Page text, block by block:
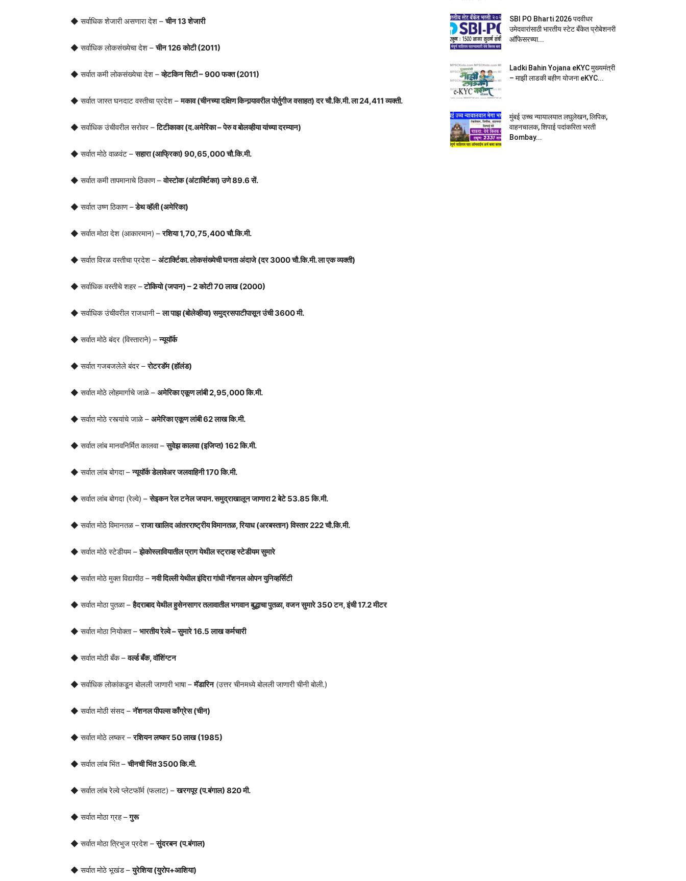
◆ सर्वाधिक शेजारी असणारा देश –चीन 13 शेजारी
◆ सर्वाधिक लोकसंख्येचा देश –चीन 126 कोटी (2011)
◆ सर्वात कमी लोकसंख्येचा देश –व्हेटकिन सिटी – 900 फक्त (2011)
◆ सर्वात जास्त घनदाट वस्तीचा प्रदेश –मकाव (चीनच्या दक्षिण किनार्‍यावरील पोर्तुगीज वसाहत) दर चौ.कि.मी. ला 24,411 व्यक्ती.
◆ सर्वाधिक उंचीवरील सरोवर –टिटीकाका (द.अमेरिका – पेरु व बोलव्हीया यांच्या दरम्यान)
◆ सर्वात मोठे वाळवंट –सहारा (आफ्रिका) 90,65,000 चौ.कि.मी.
◆ सर्वात कमी तापमानाचे ठिकाण –वोस्टोक (अंटार्क्टिका) उणे 89.6 सें.
◆ सर्वात उष्ण ठिकाण –डेथ व्हॅली (अमेरिका)
◆ सर्वात मोठा देश (आकारमान) –रशिया 1,70,75,400 चौ.कि.मी.
◆ सर्वात विरळ वस्तीचा प्रदेश – अंटार्क्टिका. लोकसंख्येची घनता अंदाजे (दर 3000 चौ.कि.मी. ला एक व्यक्ती)
◆ सर्वाधिक वस्तीचे शहर –टोकियो (जपान) – 2 कोटी 70 लाख (2000)
◆ सर्वाधिक उंचीवरील राजधानी –ला पाझ (बोलेव्हीया) समुद्रसपाटीपासून उंची 3600 मी.
◆ सर्वात मोठे बंदर (विस्ताराने) –न्यूयॉर्क
◆ सर्वात गजबजलेले बंदर –रोटरडॅम (हॉलंड)
◆ सर्वात मोठे लोहमार्गाचे जाळे – अमेरिका एकूण लांबी 2,95,000 कि.मी.
◆ सर्वात मोठे रस्त्यांचे जाळे – अमेरिका एकूण लांबी 62 लाख कि.मी.
◆ सर्वात लांब मानवनिर्मित कालवा –सुवेझ कालवा (इजिप्त) 162 कि.मी.
◆ सर्वात लांब बोगदा –न्यूयॉर्क डेलावेअर जलवाहिनी 170 कि.मी.
◆ सर्वात लांब बोगदा (रेल्वे) –सेइकन रेल टनेल जपान. समुद्राखालून जाणारा 2 बेटे 53.85 कि.मी.
◆ सर्वात मोठे विमानतळ –राजा खालिद आंतरराष्ट्रीय विमानतळ, रियाध (अरबस्तान) विस्तार 222 चौ.कि.मी.
◆ सर्वात मोठे स्टेडीयम –झेकोस्लावियातील प्राग येथील स्ट्राव्ह स्टेडीयम सुमारे
◆ सर्वात मोठे मुक्त विद्यापीठ –नवी दिल्ली येथील इंदिरा गांधी नॅशनल ओपन युनिव्हर्सिटी
◆ सर्वात मोठा पुतळा –हैदराबाद येथील हुसेनसागर तलावातील भगवान बुद्धाचा पुतळा, वजन सुमारे 350 टन, इंची 17.2 मीटर
◆ सर्वात मोठा नियोक्ता – भारतीय रेल्वे – सुमारे 16.5 लाख कर्मचारी
◆ सर्वात मोठी बँक –वर्ल्ड बँक, वॉशिंग्टन
◆ सर्वाधिक लोकांकडून बोलली जाणारी भाषा –मॅडारिन(उत्तर चीनमध्ये बोलली जाणारी चीनी बोली.)
◆ सर्वात मोठी संसद –नॅशनल पीपल्स काँग्रेस (चीन)
◆ सर्वात मोठे लष्कर –रशियन लष्कर 50 लाख (1985)
◆ सर्वात लांब भिंत –चीनची भिंत 3500 कि.मी.
◆ सर्वात लांब रेल्वे प्लेटफॉर्म (फलाट) –खरगपूर (प.बंगाल) 820 मी.
◆ सर्वात मोठा ग्रह –गुरू
◆ सर्वात मोठा त्रिभुज प्रदेश –सुंदरबन (प.बंगाल)
◆ सर्वात मोठे भूखंड –युरेशिया (युरोप+आशिया)
SBI PO Bharti 2026 पदवीधर
उमेदवारांसाठी भारतीय स्टेट बँकेत प्रोबेशनरी
आ‍ॅफिसरच्या...
Ladki Bahin Yojana eKYC मुख्यमंत्री
– माझी लाडकी बहीण योजना eKYC...
मुंबई उच्च न्यायालयात लघुलेखन, लिपिक,
वाहनचालक, शिपाई पदांकरिता भरती
Bombay...